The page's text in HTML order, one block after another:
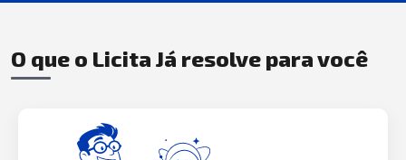
O que o Licita Já resolve para você